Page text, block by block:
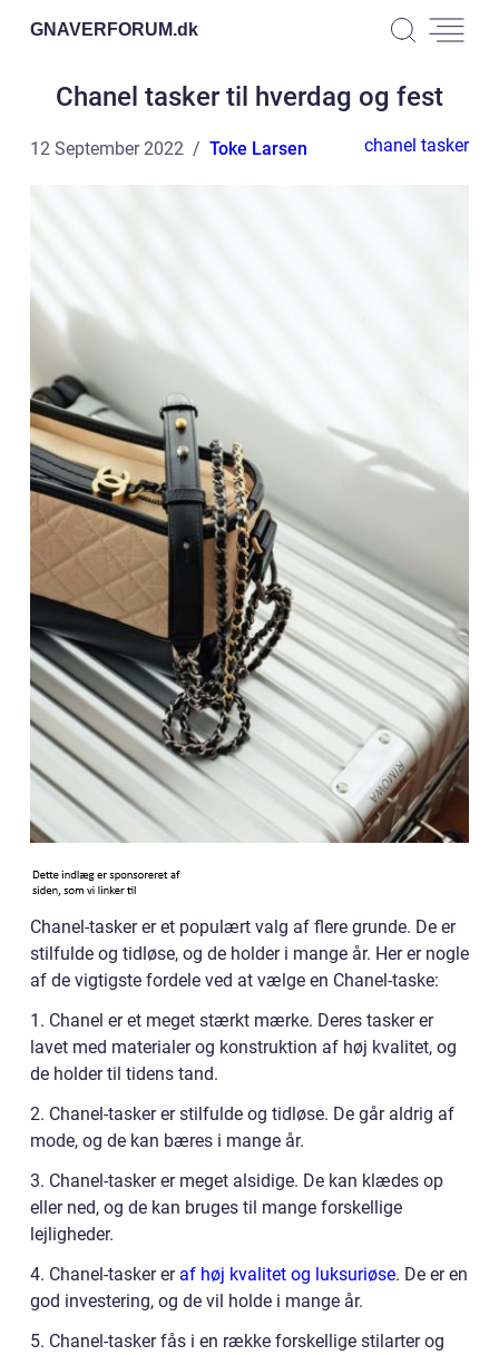
GNAVERFORUM.dk
Chanel tasker til hverdag og fest
12 September 2022 Toke Larsen chanel tasker
Chanel-tasker er et populært valg af flere grunde. De er
stilfulde og tidløse, og de holder i mange år. Her er nogle
af de vigtigste fordele ved at vælge en Chanel-taske:
1. Chanel er et meget stærkt mærke. Deres tasker er
lavet med materialer og konstruktion af høj kvalitet, og
de holder til tidens tand.
2. Chanel-tasker er stilfulde og tidløse. De går aldrig af
mode, og de kan bæres i mange år.
3. Chanel-tasker er meget alsidige. De kan klædes op
eller ned, og de kan bruges til mange forskellige
lejligheder.
4. Chanel-tasker er af høj kvalitet og luksuriøse. De er en
god investering, og de vil holde i mange år.
5. Chanel-tasker fås i en række forskellige stilarter og